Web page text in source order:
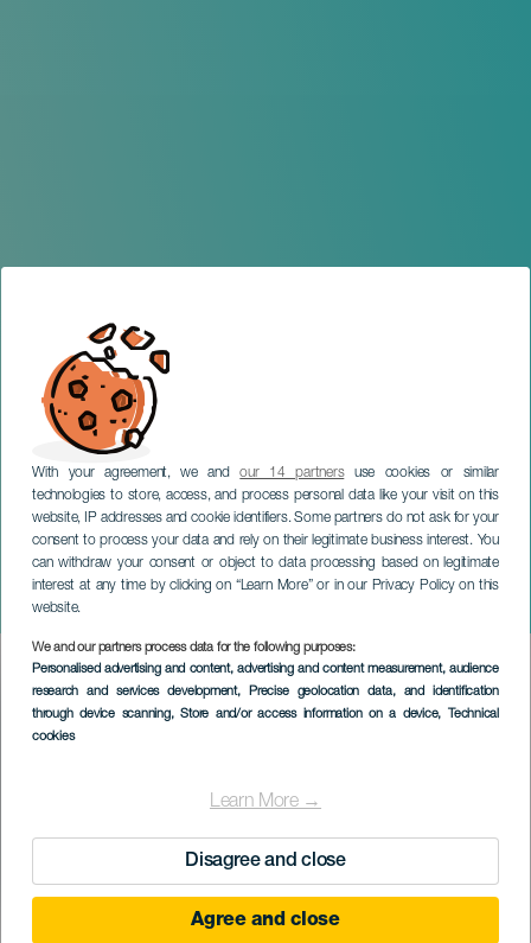
With your agreement, we andour 14 partnersuse cookies or similar
technologies to store, access, and process personal data like your visit on this
website, IP addresses and cookie identifiers. Some partners do not ask for your
consent to process your data and rely on their legitimate business interest. You
can withdraw your consent or object to data processing based on legitimate
interest at any time by clicking on “Learn More” or in our Privacy Policy on this
website.
We and our partners process data for the following purposes:
Personalised advertising and content, advertising and content measurement, audience
research and services development, Precise geolocation data, and identification
through device scanning, Store and/or access information on a device, Technical
cookies
Learn More →
Disagree and close
Agree and close
Ovejita Negra
LANZAROTE
Imagen
Listado